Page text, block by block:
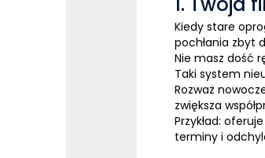
Kiedy stare
pochłania zbyt
Nie masz dość
Taki system
Rozważ
zwiększa
Przykład:
terminy i